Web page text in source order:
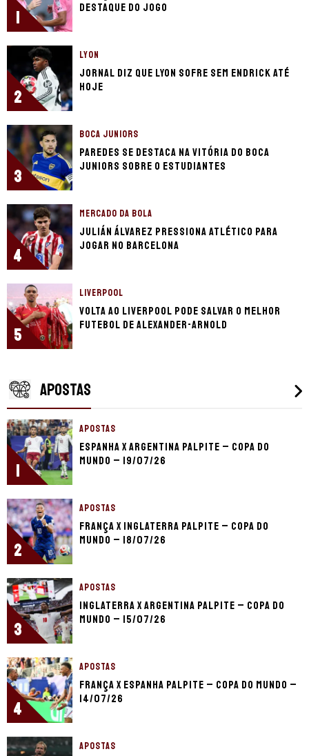
1
destaque do jogo
2
LYON
Jornal diz que Lyon sofre sem Endrick até
hoje
3
BOCA JUNIORS
Paredes se destaca na vitória do Boca
Juniors sobre o Estudiantes
4
MERCADO DA BOLA
Julián Álvarez pressiona Atlético para
jogar no Barcelona
5
LIVERPOOL
Volta ao Liverpool pode salvar o melhor
futebol de Alexander-Arnold
APOSTAS
1
APOSTAS
Espanha x Argentina palpite – Copa do
Mundo – 19/07/26
2
APOSTAS
França x Inglaterra palpite – Copa do
Mundo – 18/07/26
3
APOSTAS
Inglaterra x Argentina palpite – Copa do
Mundo – 15/07/26
4
APOSTAS
França x Espanha palpite – Copa do Mundo –
14/07/26
APOSTAS